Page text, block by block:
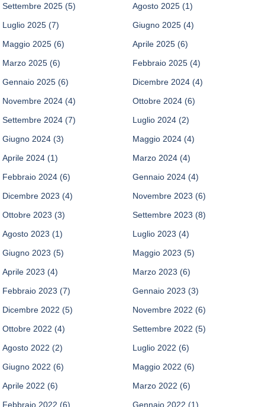
Settembre 2025 (5) Agosto 2025 (1)
Luglio 2025 (7) Giugno 2025 (4)
Maggio 2025 (6) Aprile 2025 (6)
Marzo 2025 (6) Febbraio 2025 (4)
Gennaio 2025 (6) Dicembre 2024 (4)
Novembre 2024 (4) Ottobre 2024 (6)
Settembre 2024 (7) Luglio 2024 (2)
Giugno 2024 (3) Maggio 2024 (4)
Aprile 2024 (1) Marzo 2024 (4)
Febbraio 2024 (6) Gennaio 2024 (4)
Dicembre 2023 (4) Novembre 2023 (6)
Ottobre 2023 (3) Settembre 2023 (8)
Agosto 2023 (1) Luglio 2023 (4)
Giugno 2023 (5) Maggio 2023 (5)
Aprile 2023 (4) Marzo 2023 (6)
Febbraio 2023 (7) Gennaio 2023 (3)
Dicembre 2022 (5) Novembre 2022 (6)
Ottobre 2022 (4) Settembre 2022 (5)
Agosto 2022 (2) Luglio 2022 (6)
Giugno 2022 (6) Maggio 2022 (6)
Aprile 2022 (6) Marzo 2022 (6)
Febbraio 2022 (6) Gennaio 2022 (1)